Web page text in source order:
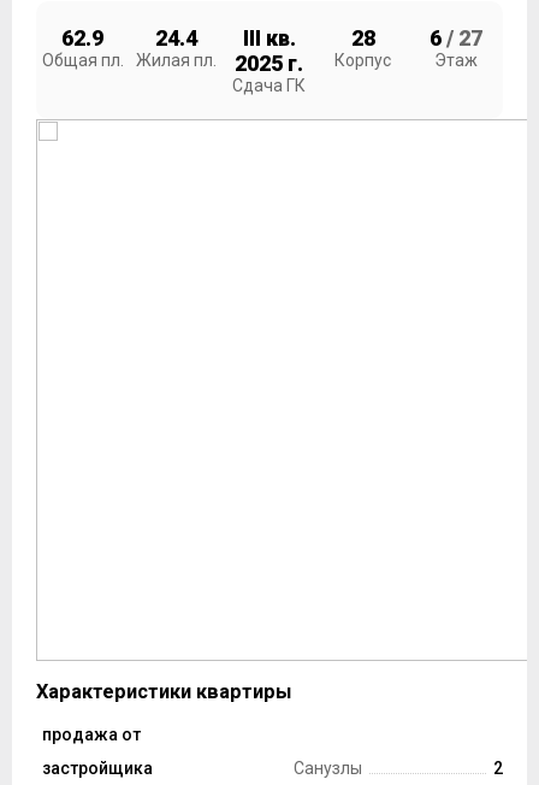
62.9
Общая пл.
24.4
Жилая пл.
III кв.
2025 г.
Сдача ГК
28
Корпус
6/ 27
Этаж
Характеристики квартиры
Тип сделки
продажа от
застройщика
Санузлы
2